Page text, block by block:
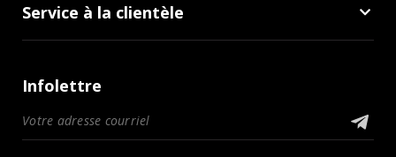
Service à la clientèle
Infolettre